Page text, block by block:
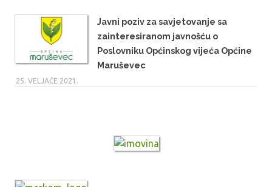
Javni poziv za savjetovanje sa
zainteresiranom javnošću o
Poslovniku Općinskog vijeća Općine
Maruševec
25. VELJAČE 2021.